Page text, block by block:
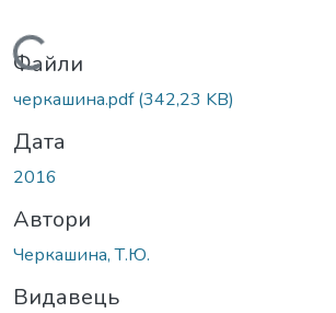
Вантажиться...
Файли
черкашина.pdf(342,23 KB)
Дата
2016
Автори
Черкашина, Т.Ю.
Видавець